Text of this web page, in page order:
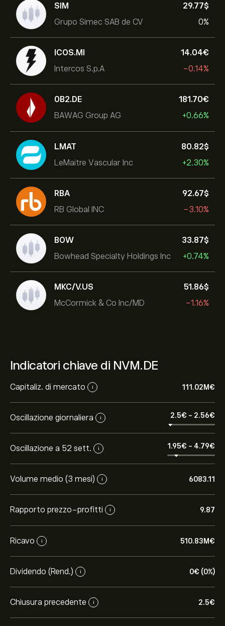
SIM
Grupo Simec SAB de CV
29.77‎$‎
0%
ICOS.MI
Intercos S.p.A
14.04‎€‎
-0.14%
0B2.DE
BAWAG Group AG
181.70‎€‎
+0.66%
LMAT
LeMaitre Vascular Inc
80.82‎$‎
+2.30%
RBA
RB Global INC
92.67‎$‎
-3.10%
BOW
Bowhead Specialty Holdings Inc
33.87‎$‎
+0.74%
MKC/V.US
McCormick & Co Inc/MD
51.86‎$‎
-1.16%
Indicatori chiave di NVM.DE
Capitaliz. di mercato i 111.02M‎€‎
Oscillazione giornaliera i 2.5‎€‎ - 2.56‎€‎
Oscillazione a 52 sett. i 1.95‎€‎ - 4.79‎€‎
Volume medio (3 mesi) i 6083.11
Rapporto prezzo-profitti i 9.87
Ricavo i 510.83M‎€‎
Dividendo (Rend.) i 0‎€‎ (0%)
Chiusura precedente i 2.5‎€‎